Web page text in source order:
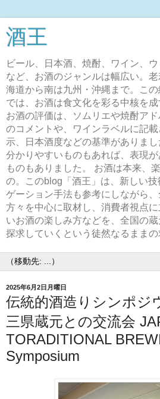
酒王
ビール、日本酒、焼酎、ワイン、
など、お酒のジャンルは幅広い。
海道から南は九州・沖縄まで。こ
では、お酒は食文化を彩る中核を
お酒の評価は、ソムリエや焼酎ア
のコメントや、ワインラベルに記
示、日本酒度などの基準がありま
分かりやすいものもあれば、表現
ものもありました。 お酒は本来、
の。このblog「酒王」は、新しい
ゲーション手法も参考にしながら
方々を中心に取材し、消費者視点
いお酒の楽しみ方などを、全国の
探求していくという徒然なるままの
2025年6月2日月曜日
伝統的酒造りシンポジ
三県蔵元との交流会
TORADITIONAL
Symposium